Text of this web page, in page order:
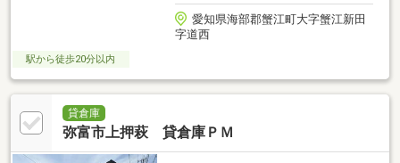
愛知県海部郡蟹江町大字蟹江新田
字道西
駅から徒歩20分以内
貸倉庫
弥富市上押萩 貸倉庫ＰＭ